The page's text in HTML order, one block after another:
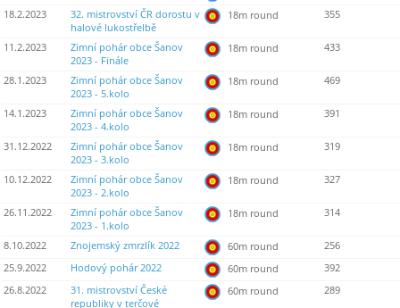
18.2.2023
32. mistrovství ČR dorostu v
halové lukostřelbě
18m round 355
11.2.2023
Zimní pohár obce Šanov
2023 - Finále
18m round 433
28.1.2023
Zimní pohár obce Šanov
2023 - 5.kolo
18m round 469
14.1.2023
Zimní pohár obce Šanov
2023 - 4.kolo
18m round 391
31.12.2022
Zimní pohár obce Šanov
2023 - 3.kolo
18m round 319
10.12.2022
Zimní pohár obce Šanov
2023 - 2.kolo
18m round 327
26.11.2022
Zimní pohár obce Šanov
2023 - 1.kolo
18m round 314
8.10.2022 Znojemský zmrzlík 2022 60m round
256
25.9.2022
Hodový pohár 2022 60m round
392
26.8.2022
31. mistrovství České
republiky v terčové
60m round 289